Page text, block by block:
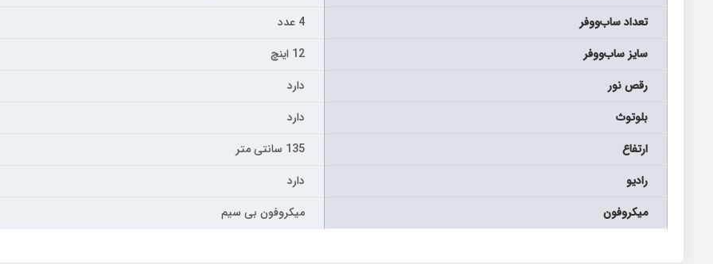
تعداد ساب‌ووفر
4 عدد
سایز ساب‌ووفر
12 اینچ
رقص نور
دارد
بلوتوث
دارد
ارتفاع
135 سانتی متر
رادیو
دارد
میکروفون
میکروفون بی سیم